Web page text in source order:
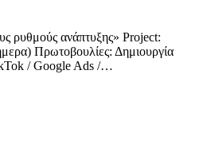
ρυθμούς ανάπτυξης» Project:
Πρωτοβουλίες: Δημιουργία
/ Google Ads /…